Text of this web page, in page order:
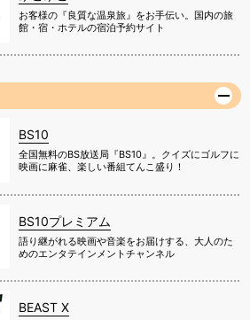
お客様の『良質な温泉旅』をお手伝い。国内の旅
館・宿・ホテルの宿泊予約サイト
BS10
全国無料のBS放送局『BS10』。クイズにゴルフに
映画に麻雀、楽しい番組てんこ盛り！
BS10プレミアム
語り継がれる映画や音楽をお届けする、大人のた
めのエンタテインメントチャンネル
BEAST X